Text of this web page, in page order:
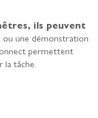
ils peuvent
ou une démonstration
permettent
la tâche.